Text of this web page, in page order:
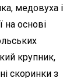
медовуха і
на основі
крупник,
скоринки з